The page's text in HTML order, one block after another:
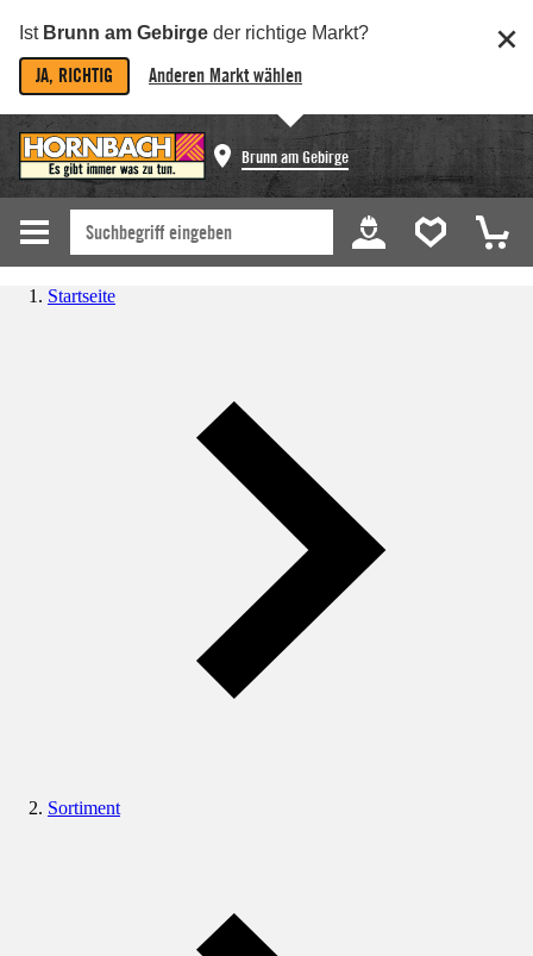
Ist Brunn am Gebirge der richtige Markt?
JA, RICHTIG Anderen Markt wählen
Brunn am Gebirge
Startseite
Sortiment